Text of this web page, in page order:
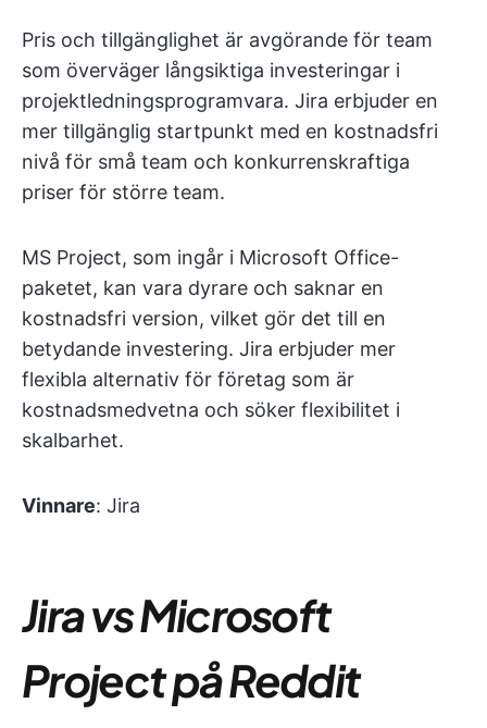
Pris och tillgänglighet är avgörande för team
som överväger långsiktiga investeringar i
projektledningsprogramvara. Jira erbjuder en
mer tillgänglig startpunkt med en kostnadsfri
nivå för små team och konkurrenskraftiga
priser för större team.
MS Project, som ingår i Microsoft Office-
paketet, kan vara dyrare och saknar en
kostnadsfri version, vilket gör det till en
betydande investering. Jira erbjuder mer
flexibla alternativ för företag som är
kostnadsmedvetna och söker flexibilitet i
skalbarhet.
Vinnare: Jira
Jira vs Microsoft
Project på Reddit